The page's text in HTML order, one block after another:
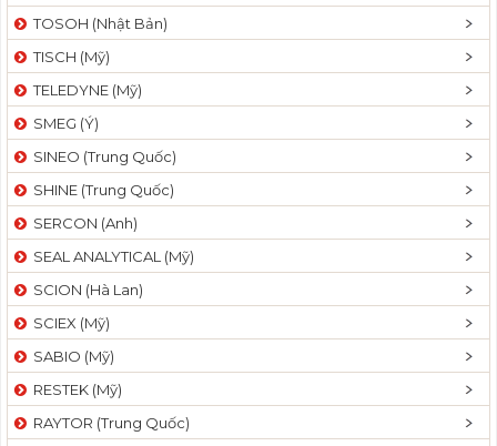
a
t
n
TOSOH (Nhật Bản)
TISCH (Mỹ)
TELEDYNE (Mỹ)
SMEG (Ý)
SINEO (Trung Quốc)
SHINE (Trung Quốc)
SERCON (Anh)
SEAL ANALYTICAL (Mỹ)
SCION (Hà Lan)
SCIEX (Mỹ)
SABIO (Mỹ)
RESTEK (Mỹ)
RAYTOR (Trung Quốc)